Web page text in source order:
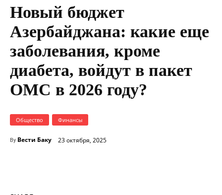
Новый бюджет
Азербайджана: какие еще
заболевания, кроме
диабета, войдут в пакет
ОМС в 2026 году?
Общество Финансы
By Вести Баку 23 октября, 2025